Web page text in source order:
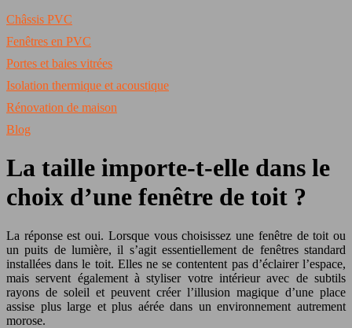
Châssis PVC
Fenêtres en PVC
Portes et baies vitrées
Isolation thermique et acoustique
Rénovation de maison
Blog
La taille importe-t-elle dans le
choix d’une fenêtre de toit ?
La réponse est oui. Lorsque vous choisissez une fenêtre de toit ou
un puits de lumière, il s’agit essentiellement de fenêtres standard
installées dans le toit. Elles ne se contentent pas d’éclairer l’espace,
mais servent également à styliser votre intérieur avec de subtils
rayons de soleil et peuvent créer l’illusion magique d’une place
assise plus large et plus aérée dans un environnement autrement
morose.